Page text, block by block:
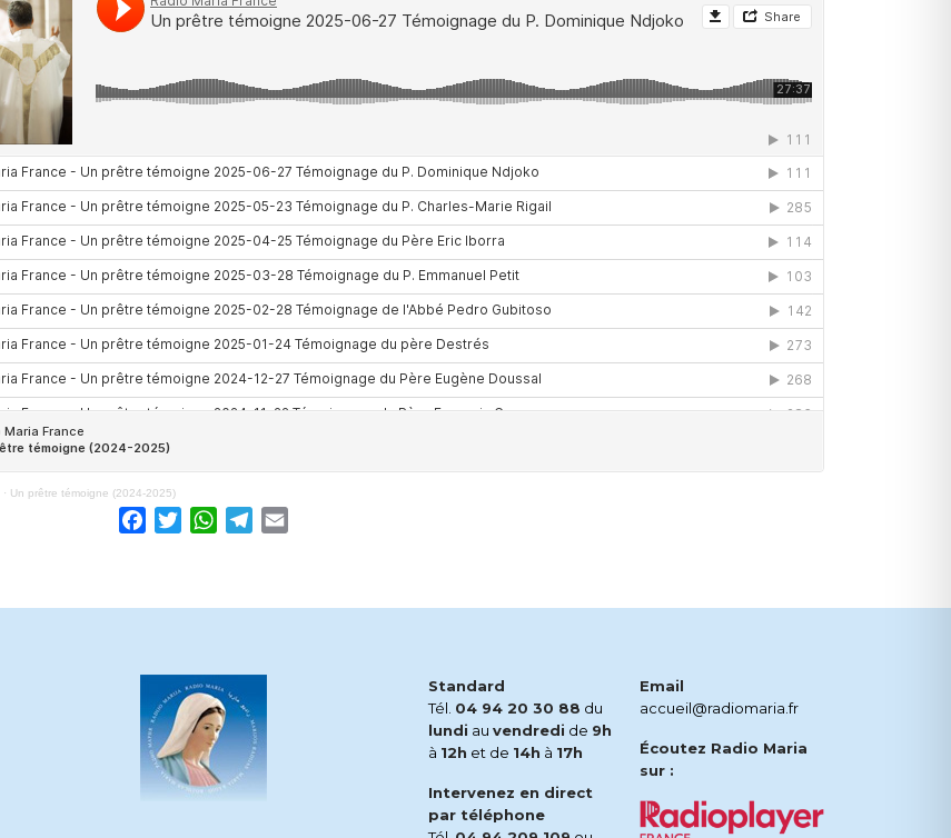
· Un prêtre témoigne (2024-2025)
Facebook
TwitterWhatsApp
Telegram
Standard
Tél. 04 94 20 30 88 du
lundi au vendredi de 9h
à 12h et de 14h à 17h
Intervenez en direct
par téléphone
Email
accueil@radiomaria.fr
Écoutez Radio Maria
sur :